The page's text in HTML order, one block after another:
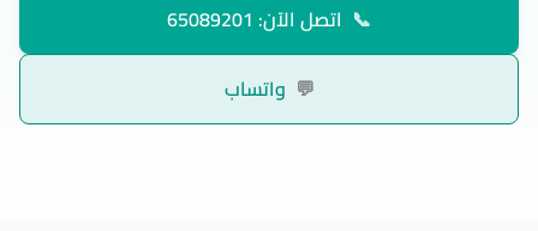
📞 اتصل الآن: 65089201
💬 واتساب